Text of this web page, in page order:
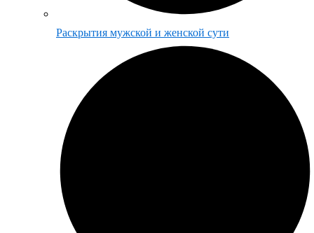
Раскрытия мужской и женской сути